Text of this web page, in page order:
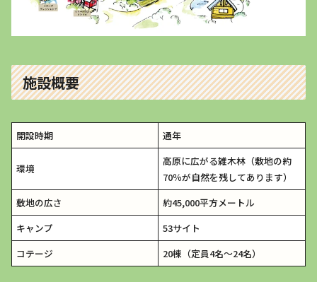
施設概要
開設時期 通年
環境
高原に広がる雑木林（敷地の約
70％が自然を残してあります）
敷地の広さ
約45,000平方メートル
キャンプ
53サイト
コテージ
20棟（定員4名～24名）